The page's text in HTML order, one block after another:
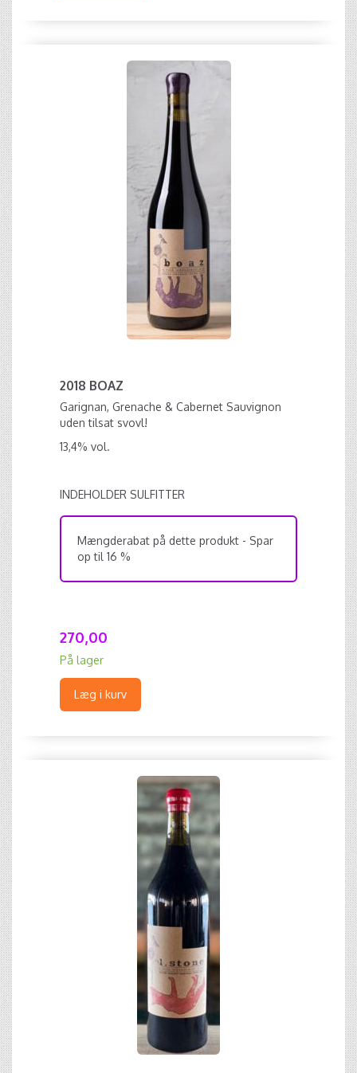
2018 BOAZ
Garignan, Grenache & Cabernet Sauvignon
uden tilsat svovl!
13,4% vol.
INDEHOLDER SULFITTER
Mængderabat på dette produkt - Spar
op til 16 %
270,00
På lager
Læg i kurv